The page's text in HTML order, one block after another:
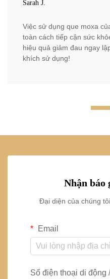
Sarah J.
Việc sử dụng que moxa
toàn cách tiếp cận sức
hiệu quả giảm đau ngay
khích sử dụng!
Nhận báo
Đại diện của chúng
Email
Số điện thoại di động